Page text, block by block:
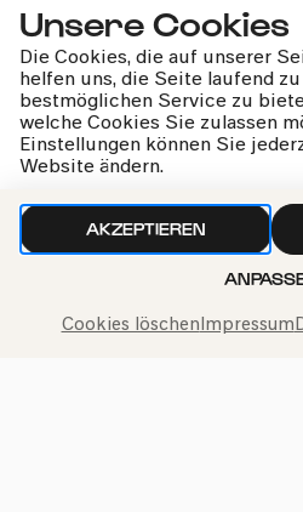
Unsere Cookies
Die Cookies, die auf unserer
helfen uns, die Seite laufend
bestmöglichen Service zu
welche Cookies Sie zulassen
Einstellungen können Sie
Website ändern.
AKZEPTIEREN
Cookies löschenImpressum
Wir gehen sorgfältig mit deinen
unseren
Philharmonie-Hotline anrufen